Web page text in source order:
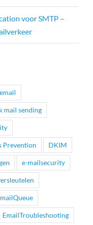
voor SMTP –
mail sending
Prevention DKIM
e-mailsecurity
EmailTroubleshooting